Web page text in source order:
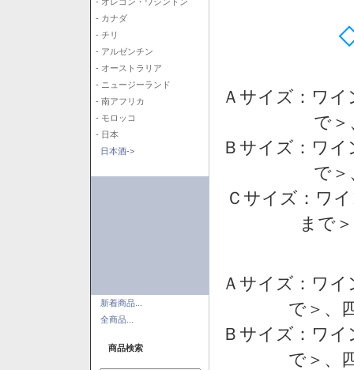
- カナダ
- チリ
- アルゼンチン
- オーストラリア
- ニュージーランド
- 南アフリカ
- モロッコ
- 日本
日本酒->
新着商品...
全商品...
商品検索
Ａサイズ：ワ
で
Ｂサイズ：ワ
で
Ｃサイズ：ワ
まで
Ａサイズ：ワ
で＞、
Ｂサイズ：ワ
で＞、